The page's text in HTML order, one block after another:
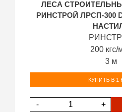
ЛЕСА
РИНСТРОЙ ЛРСП-300
200 кгс/
3 м
КУПИТЬ В 1
- +